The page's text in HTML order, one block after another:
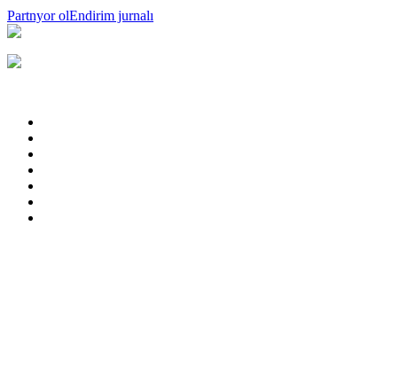
Partnyor olEndirim jurnalı